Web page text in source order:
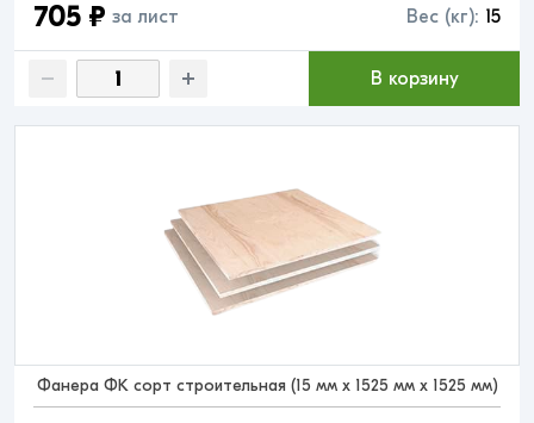
705 ₽ за лист Вес (кг): 15
В корзину
Фанера ФК сорт строительная (15 мм x 1525 мм x 1525 мм)